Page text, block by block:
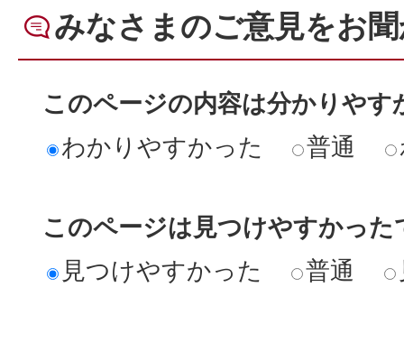
みなさまのご意見をお
このページの内容は分かりやす
わかりやすかった
普通
このページは見つけやすかった
見つけやすかった
普通